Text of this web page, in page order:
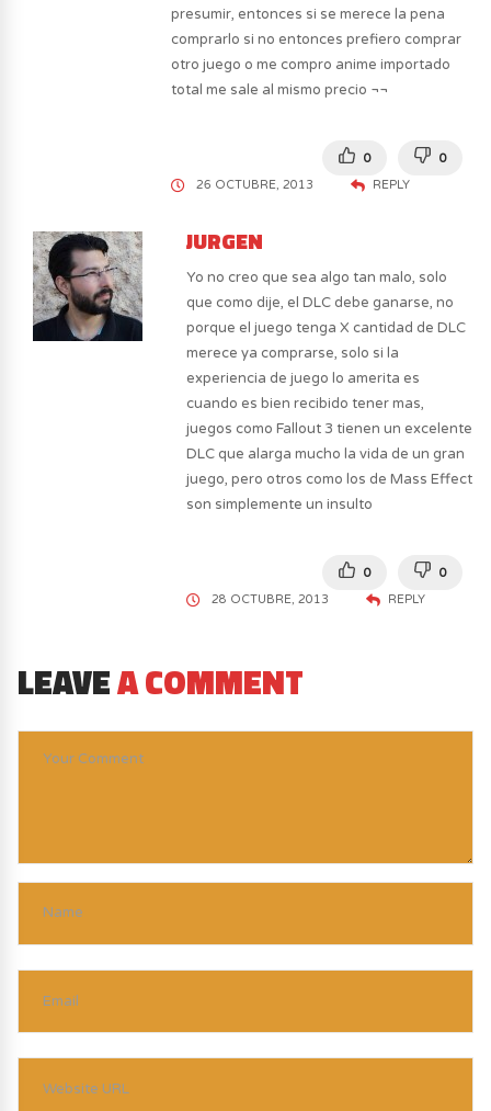
presumir, entonces si se merece la pena
comprarlo si no entonces prefiero comprar
otro juego o me compro anime importado
total me sale al mismo precio ¬¬
0
0
26 OCTUBRE, 2013
REPLY
JURGEN
Yo no creo que sea algo tan malo, solo
que como dije, el DLC debe ganarse, no
porque el juego tenga X cantidad de DLC
merece ya comprarse, solo si la
experiencia de juego lo amerita es
cuando es bien recibido tener mas,
juegos como Fallout 3 tienen un excelente
DLC que alarga mucho la vida de un gran
juego, pero otros como los de Mass Effect
son simplemente un insulto
0
0
28 OCTUBRE, 2013
REPLY
LEAVEA COMMENT